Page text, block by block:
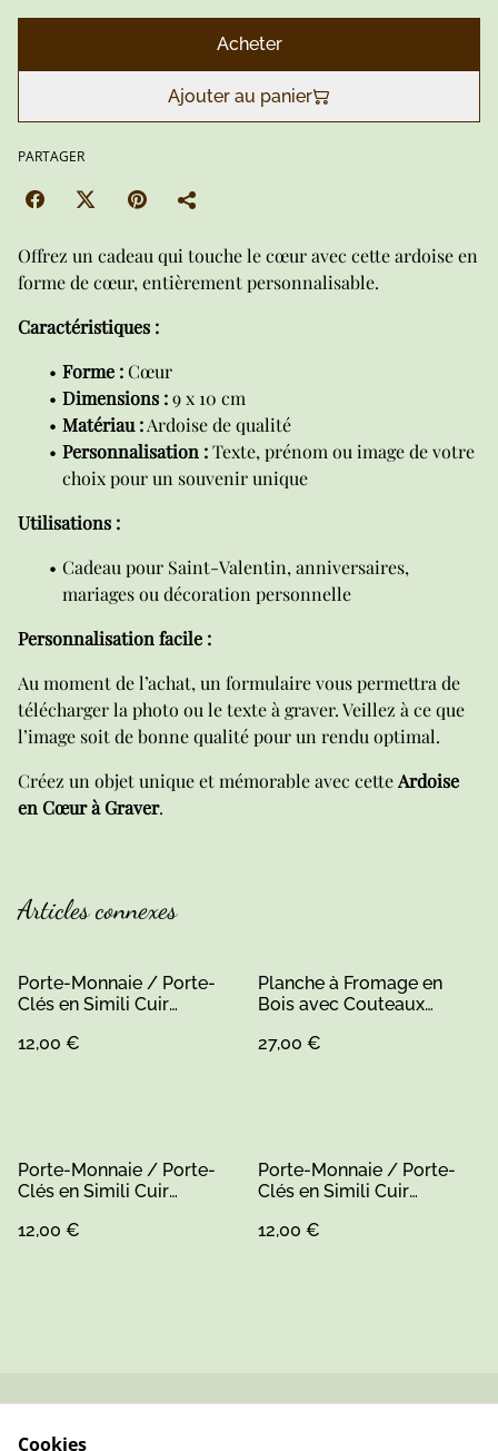
Acheter
Ajouter au panier
PARTAGER
Offrez un cadeau qui touche le cœur avec cette ardoise en
forme de cœur, entièrement personnalisable.
Caractéristiques :
Forme :Cœur
Dimensions :9 x 10 cm
Matériau :Ardoise de qualité
Personnalisation :Texte, prénom ou image de votre
choix pour un souvenir unique
Utilisations :
Cadeau pour Saint-Valentin, anniversaires,
mariages ou décoration personnelle
Personnalisation facile :
Au moment de l’achat, un formulaire vous permettra de
télécharger la photo ou le texte à graver. Veillez à ce que
l’image soit de bonne qualité pour un rendu optimal.
Créez un objet unique et mémorable avec cetteArdoise
en Cœur à Graver.
Articles connexes
Porte-Monnaie / Porte-
Clés en Simili Cuir
12,00 €
Planche à Fromage en
Bois avec Couteaux
Personnalisée | Set de
27,00 €
Porte-Monnaie / Porte-
Clés en Simili Cuir
12,00 €
Porte-Monnaie / Porte-
Clés en Simili Cuir
12,00 €
Cookies